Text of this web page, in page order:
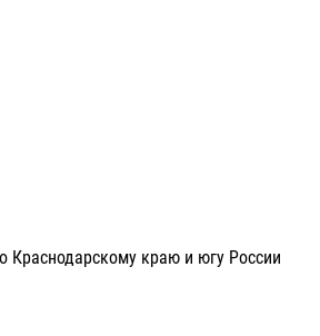
Краснодарскому краю и югу России